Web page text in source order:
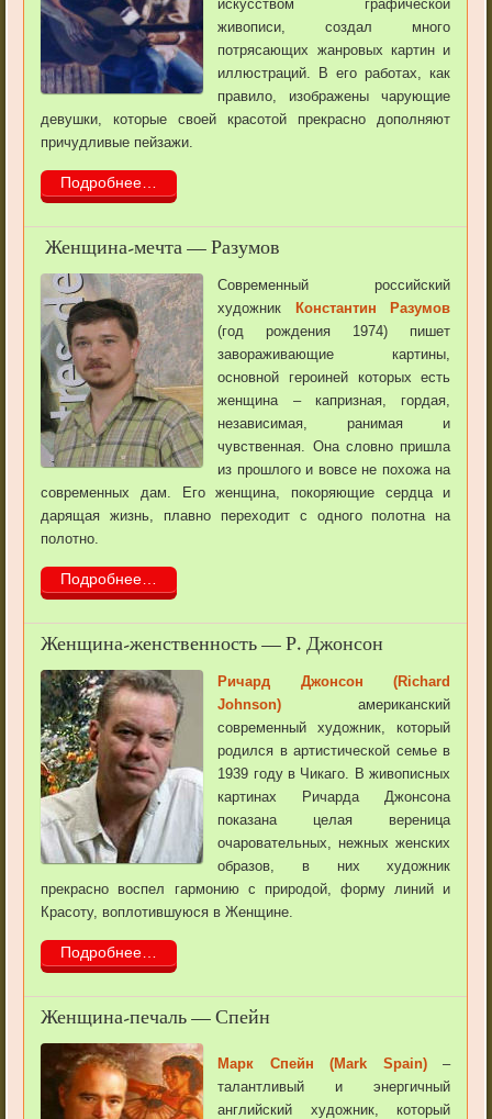
искусством графической
живописи, создал много
потрясающих жанровых картин и
иллюстраций. В его работах, как
правило, изображены чарующие
девушки, которые своей красотой прекрасно дополняют
причудливые пейзажи.
Подробнее…
Женщина-мечта — Разумов
Современный российский
художник
Константин Разумов
(год рождения 1974) пишет
завораживающие картины,
основной героиней которых есть
женщина – капризная, гордая,
независимая, ранимая и
чувственная. Она словно пришла
из прошлого и вовсе не похожа на
современных дам. Его женщина, покоряющие сердца и
дарящая жизнь, плавно переходит с одного полотна на
полотно.
Подробнее…
Женщина-женственность — Р. Джонсон
Ричард Джонсон (Richard
Johnson) американский
современный художник, который
родился в артистической семье в
1939 году в Чикаго. В живописных
картинах Ричарда Джонсона
показана целая вереница
очаровательных, нежных женских
образов, в них художник
прекрасно воспел гармонию с природой, форму линий и
Красоту, воплотившуюся в Женщине.
Подробнее…
Женщина-печаль — Спейн
Марк Спейн (Mark Spain)–
талантливый и энергичный
английский художник, который